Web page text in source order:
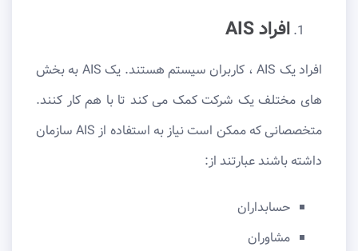
افراد AIS
افراد یک AIS ، کاربران سیستم هستند. یک AIS به بخش
های مختلف یک شرکت کمک می کند تا با هم کار کنند.
متخصصانی که ممکن است نیاز به استفاده از AIS سازمان
داشته باشند عبارتند از:
حسابداران
مشاوران